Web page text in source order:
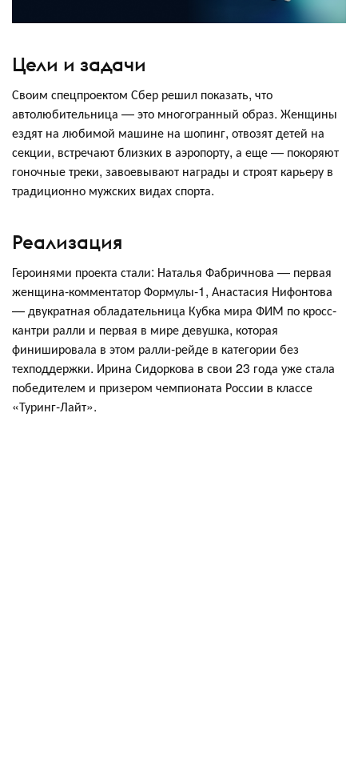
Цели и задачи
Своим спецпроектом Сбер решил показать, что
автолюбительница — это многогранный образ. Женщины
ездят на любимой машине на шопинг, отвозят детей на
секции, встречают близких в аэропорту, а еще — покоряют
гоночные треки, завоевывают награды и строят карьеру в
традиционно мужских видах спорта.
Реализация
Героинями проекта стали: Наталья Фабричнова — первая
женщина-комментатор Формулы-1, Анастасия Нифонтова
— двукратная обладательница Кубка мира ФИМ по кросс-
кантри ралли и первая в мире девушка, которая
финишировала в этом ралли-рейде в категории без
техподдержки. Ирина Сидоркова в свои 23 года уже стала
победителем и призером чемпионата России в классе
«Туринг-Лайт».